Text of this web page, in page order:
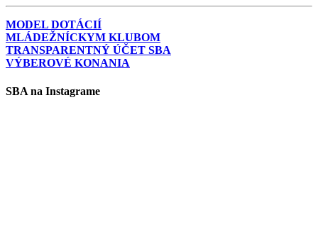
MODEL DOTÁCIÍ
MLÁDEŽNÍCKYM KLUBOM
TRANSPARENTNÝ ÚČET SBA
VÝBEROVÉ KONANIA
SBA na Instagrame